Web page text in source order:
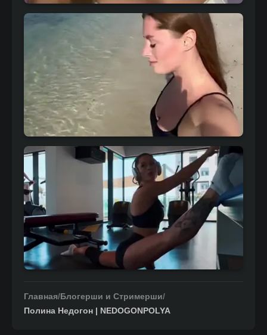
Главная/Блогерши и Стримерши/
Полина Недогон | NEDOGONPOLYA